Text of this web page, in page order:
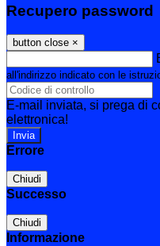
Recupero password
button close ×
all'indirizzo indicato con le
E-mail inviata, si prega di
elettronica!
Errore
Chiudi
Successo
Chiudi
Informazione